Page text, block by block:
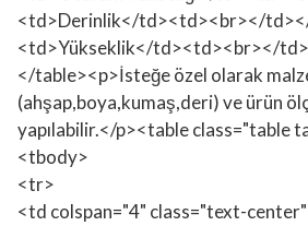
<td>Derinlik</td><td><br></
<td>Yükseklik</td><td><br></
</table><p>İsteğe özel olarak
(ahşap,boya,kumaş,deri) ve ürün
yapılabilir.</p><table class="table
<tbody>
<tr>
<td colspan="4" class="text-